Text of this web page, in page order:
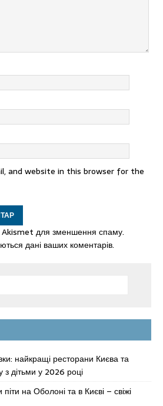
and website in this browser for the
Akismet для зменшення спаму.
дані ваших коментарів.
найкращі ресторани Києва та
з дітьми у 2026 році
піти на Оболоні та в Києві – свіжі